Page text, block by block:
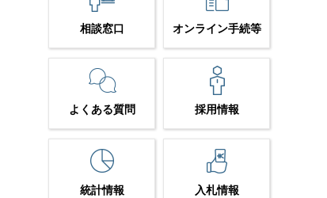
相談窓口 オンライン手続等
よくある質問 採用情報
統計情報 入札情報